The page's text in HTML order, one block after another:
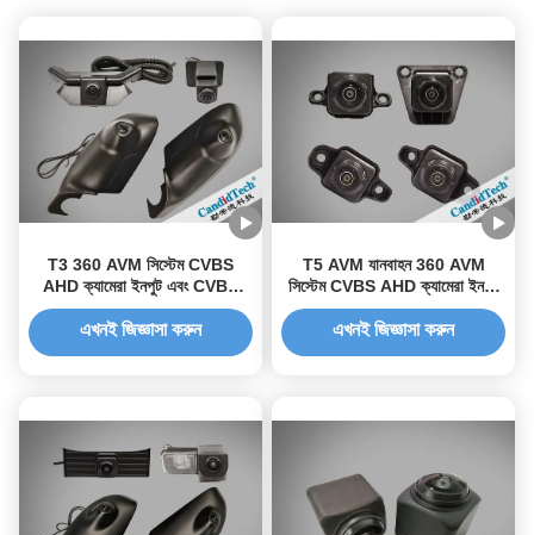
T3 360 AVM সিস্টেম CVBS
AHD ক্যামেরা ইনপুট এবং CVBS
HDMI আউটপুট NTSC PAL
সামঞ্জস্যপূর্ণ নকশা
এখনই জিজ্ঞাসা করুন
T5 AVM যানবাহন 360 AVM
সিস্টেম CVBS AHD ক্যামেরা ইনপুট
AHD সংকেত LVDS সংকেত আউটপুট
এখনই জিজ্ঞাসা করুন